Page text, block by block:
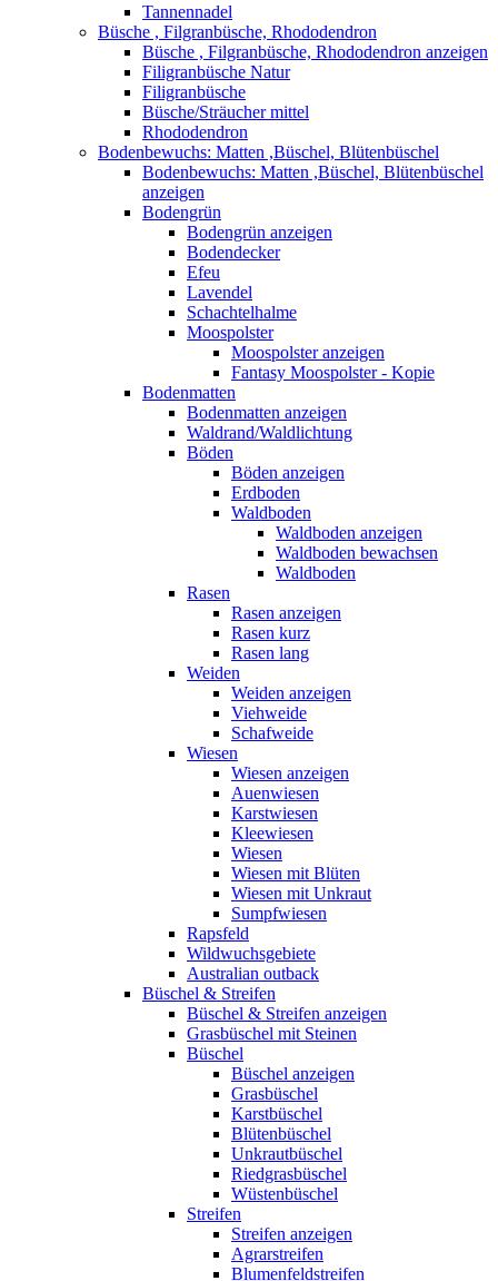
Tannennadel
Büsche , Filgranbüsche, Rhododendron
Büsche , Filgranbüsche, Rhododendron anzeigen
Filigranbüsche Natur
Filigranbüsche
Büsche/Sträucher mittel
Rhododendron
Bodenbewuchs: Matten ,Büschel, Blütenbüschel
Bodenbewuchs: Matten ,Büschel, Blütenbüschel
anzeigen
Bodengrün
Bodengrün anzeigen
Bodendecker
Efeu
Lavendel
Schachtelhalme
Moospolster
Moospolster anzeigen
Fantasy Moospolster - Kopie
Bodenmatten
Bodenmatten anzeigen
Waldrand/Waldlichtung
Böden
Böden anzeigen
Erdboden
Waldboden
Waldboden anzeigen
Waldboden bewachsen
Waldboden
Rasen
Rasen anzeigen
Rasen kurz
Rasen lang
Weiden
Weiden anzeigen
Viehweide
Schafweide
Wiesen
Wiesen anzeigen
Auenwiesen
Karstwiesen
Kleewiesen
Wiesen
Wiesen mit Blüten
Wiesen mit Unkraut
Sumpfwiesen
Rapsfeld
Wildwuchsgebiete
Australian outback
Büschel & Streifen
Büschel & Streifen anzeigen
Grasbüschel mit Steinen
Büschel
Büschel anzeigen
Grasbüschel
Karstbüschel
Blütenbüschel
Unkrautbüschel
Riedgrasbüschel
Wüstenbüschel
Streifen
Streifen anzeigen
Agrarstreifen
Blumenfeldstreifen